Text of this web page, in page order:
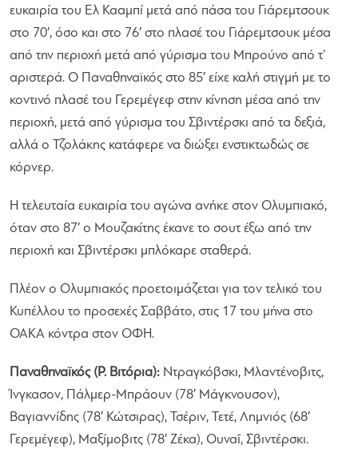
ευκαιρία του Ελ Κααμπί μετά από πάσα του Γιάρεμτσουκ
στο 70′, όσο και στο 76′ στο πλασέ του Γιάρεμτσουκ μέσα
από την περιοχή μετά από γύρισμα του Μπρούνο από τ’
αριστερά. Ο Παναθηναϊκός στο 85′ είχε καλή στιγμή με το
κοντινό πλασέ του Γερεμέγεφ στην κίνηση μέσα από την
περιοχή, μετά από γύρισμα του Σβιντέρσκι από τα δεξιά,
αλλά ο Τζολάκης κατάφερε να διώξει ενστικτωδώς σε
κόρνερ.
Η τελευταία ευκαιρία του αγώνα ανήκε στον Ολυμπιακό,
όταν στο 87′ ο Μουζακίτης έκανε το σουτ έξω από την
περιοχή και Σβιντέρσκι μπλόκαρε σταθερά.
Πλέον ο Ολυμπιακός προετοιμάζεται για τον τελικό του
Κυπέλλου το προσεχές Σαββάτο, στις 17 του μήνα στο
ΟΑΚΑ κόντρα στον ΟΦΗ.
Παναθηναϊκός (Ρ. Βιτόρια): Ντραγκόβσκι, Μλαντένοβιτς,
Ίνγκασον, Πάλμερ-Μπράουν (78′ Μάγκνουσον),
Βαγιαννίδης (78′ Κώτσιρας), Τσέριν, Τετέ, Λημνιός (68′
Γερεμέγεφ), Μαξίμοβιτς (78′ Ζέκα), Ουναΐ, Σβιντέρσκι.